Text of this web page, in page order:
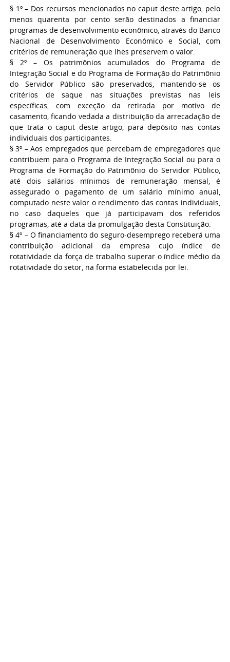
§ 1º – Dos recursos mencionados no caput deste artigo, pelo
menos quarenta por cento serão destinados a financiar
programas de desenvolvimento econômico, através do Banco
Nacional de Desenvolvimento Econômico e Social, com
critérios de remuneração que lhes preservem o valor.
§ 2º – Os patrimônios acumulados do Programa de
Integração Social e do Programa de Formação do Patrimônio
do Servidor Público são preservados, mantendo-se os
critérios de saque nas situações previstas nas leis
específicas, com exceção da retirada por motivo de
casamento, ficando vedada a distribuição da arrecadação de
que trata o caput deste artigo, para depósito nas contas
individuais dos participantes.
§ 3º – Aos empregados que percebam de empregadores que
contribuem para o Programa de Integração Social ou para o
Programa de Formação do Patrimônio do Servidor Público,
até dois salários mínimos de remuneração mensal, é
assegurado o pagamento de um salário mínimo anual,
computado neste valor o rendimento das contas individuais,
no caso daqueles que já participavam dos referidos
programas, até a data da promulgação desta Constituição.
§ 4º – O financiamento do seguro-desemprego receberá uma
contribuição adicional da empresa cujo índice de
rotatividade da força de trabalho superar o índice médio da
rotatividade do setor, na forma estabelecida por lei.